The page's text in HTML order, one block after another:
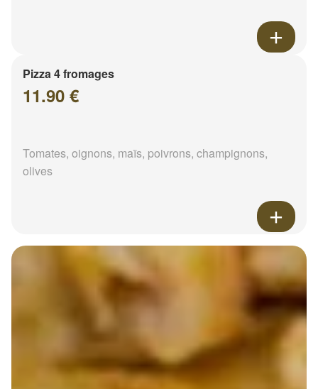
Pizza 4 fromages
11.90 €
Tomates, oignons, maïs, poivrons, champignons,
olives